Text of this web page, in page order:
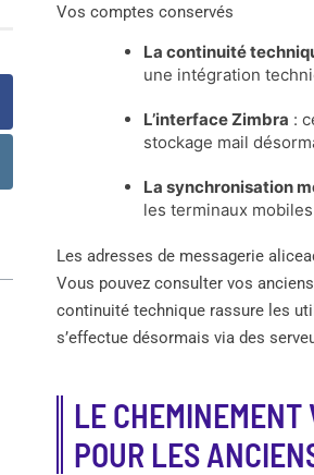
Vos comptes conservés
La continuité
une intégration
L’interface Zimbra :
stockage mail
La synchronisation
les terminaux
Les adresses de messagerie
Vous pouvez consulter vos
continuité technique rassure les
s’effectue désormais via des
LE CHEMINEMENT
POUR LES